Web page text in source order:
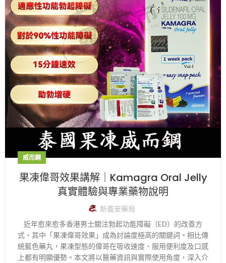
威而鋼
果凍偉哥效果講解｜Kamagra Oral Jelly
真實體驗與專業藥物說明
新義安藥局
近年愈來愈多香港男士關注勃起功能障礙（ED）的改善方
式，其中「果凍偉哥效果」成為討論度極高的關鍵詞。相比傳
統藍色藥丸，果凍型態的偉哥在吸收速度、服用便利度及口感
上都有明顯優勢。本文將以醫藥資訊與實際使用角度，深入介